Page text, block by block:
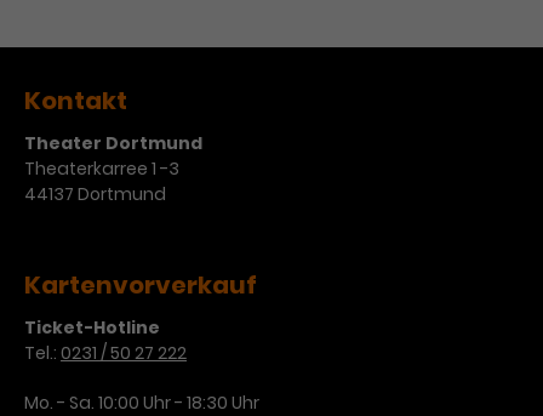
Kontakt
Theater Dortmund
Theaterkarree 1 -3
44137 Dortmund
Kartenvorverkauf
Ticket-Hotline
Tel.: 0231 / 50 27 222
Mo. - Sa. 10:00 Uhr - 18:30 Uhr